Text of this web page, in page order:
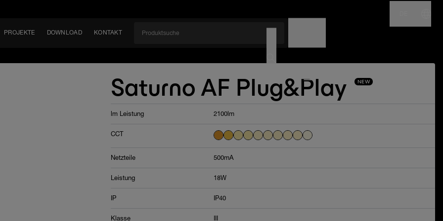
PROJEKTE DOWNLOAD KONTAKT
NAME
Saturno AF Plug&Play NEW
lm Leistung 2100lm
CCT
Netzteile 500mA
Leistung 18W
IP IP40
Klasse